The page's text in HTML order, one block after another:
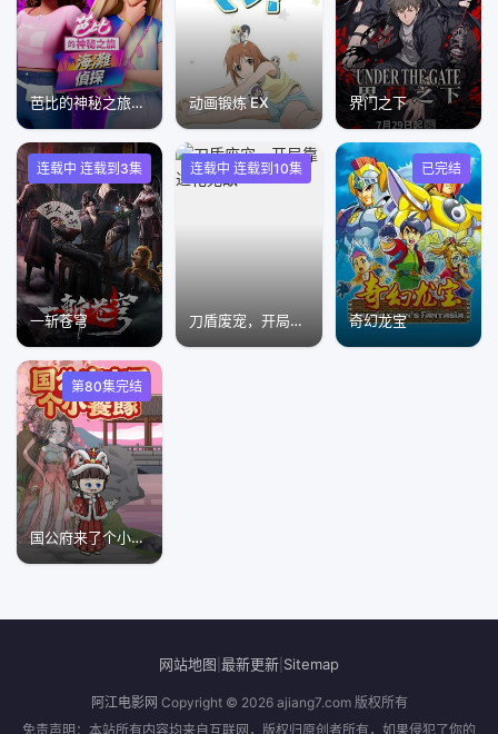
芭比的神秘之旅：海滩探案集国语版 动画锻炼 EX 界门之下
连载中 连载到3集
一斩苍穹
连载中 连载到10集
刀盾废宠，开局靠进化无敌
已完结
奇幻龙宝
第80集完结
国公府来了个小饕餮
网站地图 最新更新 Sitemap
阿江电影网 Copyright © 2026 ajiang7.com 版权所有
免责声明：本站所有内容均来自互联网，版权归原创者所有，如果侵犯了你的